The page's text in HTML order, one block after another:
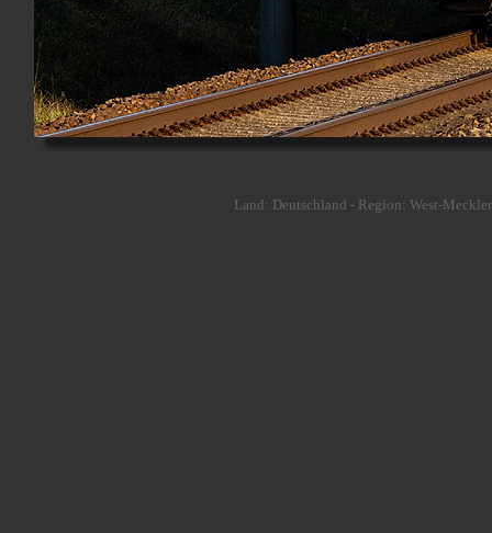
Land: Deutschland - Region: West-